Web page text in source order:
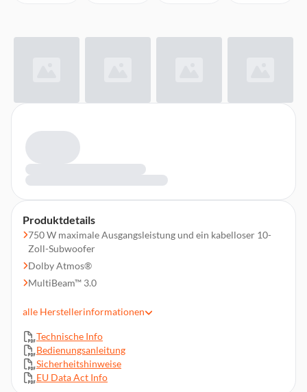
Produktdetails
750 W maximale Ausgangsleistung und ein kabelloser 10-
Zoll-Subwoofer
Dolby Atmos®
MultiBeam™ 3.0
SmartDetails
Unterstützt alle Systeme und MusikStreaming-Dienste
Einfache Sound-Kalibrierung
HDMI eARC mit 4K Dolby Vision Passthrough
JBL ONE App
alle Herstellerinformationen
Technische Info
Bedienungsanleitung
Sicherheitshinweise
EU Data Act Info